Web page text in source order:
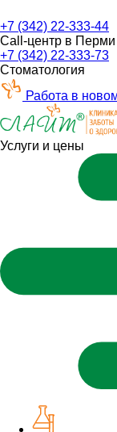
+7 (342) 22-333-44
Call-центр в Перми
+7 (342) 22-333-73
Стоматология
Работа в
Услуги и цены